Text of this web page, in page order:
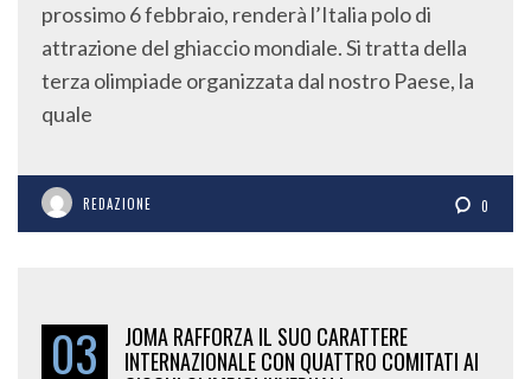
prossimo 6 febbraio, renderà l’Italia polo di
attrazione del ghiaccio mondiale. Si tratta della
terza olimpiade organizzata dal nostro Paese, la
quale
REDAZIONE 0
03
JOMA RAFFORZA IL SUO CARATTERE
INTERNAZIONALE CON QUATTRO COMITATI AI